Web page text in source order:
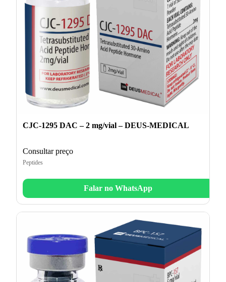
CJC-1295 DAC – 2 mg/vial – DEUS-MEDICAL
Consultar preço
Peptides
Falar no WhatsApp